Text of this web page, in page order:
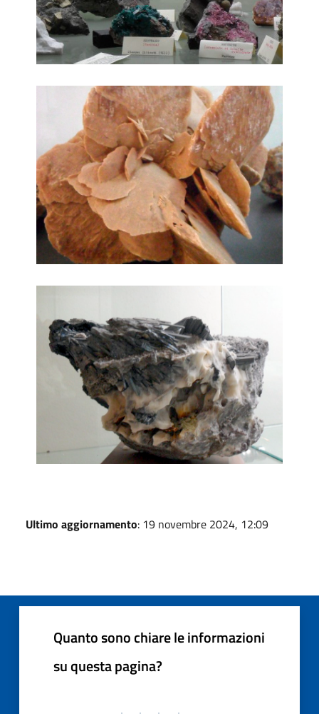
Ultimo aggiornamento: 19 novembre 2024, 12:09
Quanto sono chiare le informazioni
su questa pagina?